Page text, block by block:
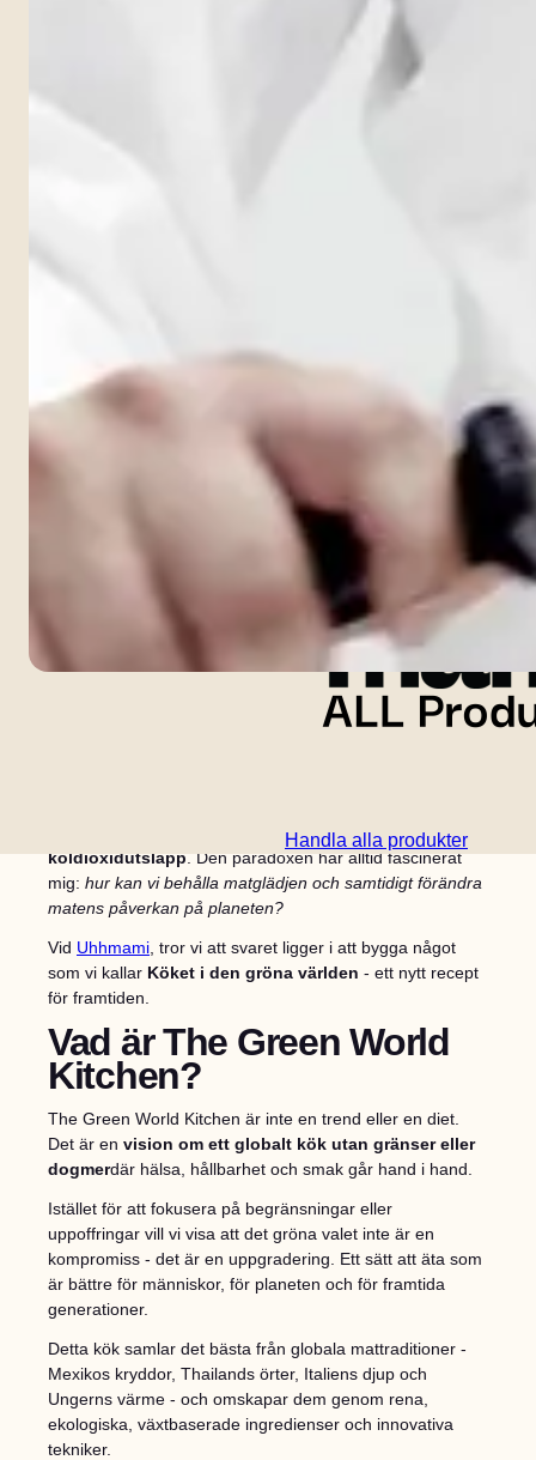
Smak / smak
blank
Handla alla produkter
enskilt största drivkraften bakom globala
koldioxidutsläpp. Den paradoxen har alltid fascinerat
mig: hur kan vi behålla matglädjen och samtidigt förändra
matens påverkan på planeten?
Vid Uhhmami , tror vi att svaret ligger i att bygga något
som vi kallar Köket i den gröna världen - ett nytt recept
för framtiden.
Vad är The Green World
Kitchen?
The Green World Kitchen är inte en trend eller en diet.
Det är en vision om ett globalt kök utan gränser eller
dogmerdär hälsa, hållbarhet och smak går hand i hand.
Istället för att fokusera på begränsningar eller
uppoffringar vill vi visa att det gröna valet inte är en
kompromiss - det är en uppgradering. Ett sätt att äta som
är bättre för människor, för planeten och för framtida
generationer.
Detta kök samlar det bästa från globala mattraditioner -
Mexikos kryddor, Thailands örter, Italiens djup och
Ungerns värme - och omskapar dem genom rena,
ekologiska, växtbaserade ingredienser och innovativa
tekniker.